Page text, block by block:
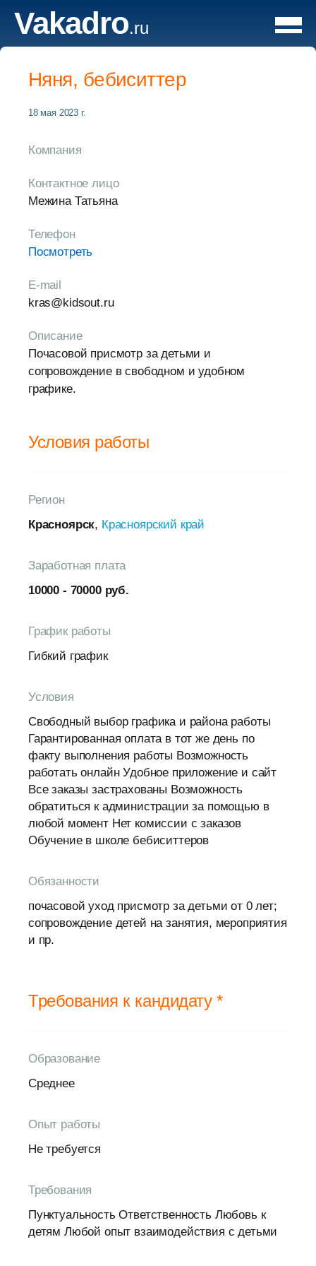
Vakadro.ru
Няня, бебиситтер
18 мая 2023 г.
Компания
Контактное лицо
Межина Татьяна
Телефон
Посмотреть
E-mail
kras@kidsout.ru
Описание
Почасовой присмотр за детьми и
сопровождение в свободном и удобном
графике.
Условия работы
Регион
Красноярск, Красноярский край
Заработная плата
10000 - 70000 руб.
График работы
Гибкий график
Условия
Свободный выбор графика и района работы
Гарантированная оплата в тот же день по
факту выполнения работы Возможность
работать онлайн Удобное приложение и сайт
Все заказы застрахованы Возможность
обратиться к администрации за помощью в
любой момент Нет комиссии с заказов
Обучение в школе бебиситтеров
Обязанности
почасовой уход присмотр за детьми от 0 лет;
сопровождение детей на занятия, мероприятия
и пр.
Требования к кандидату *
Образование
Среднее
Опыт работы
Не требуется
Требования
Пунктуальность Ответственность Любовь к
детям Любой опыт взаимодействия с детьми